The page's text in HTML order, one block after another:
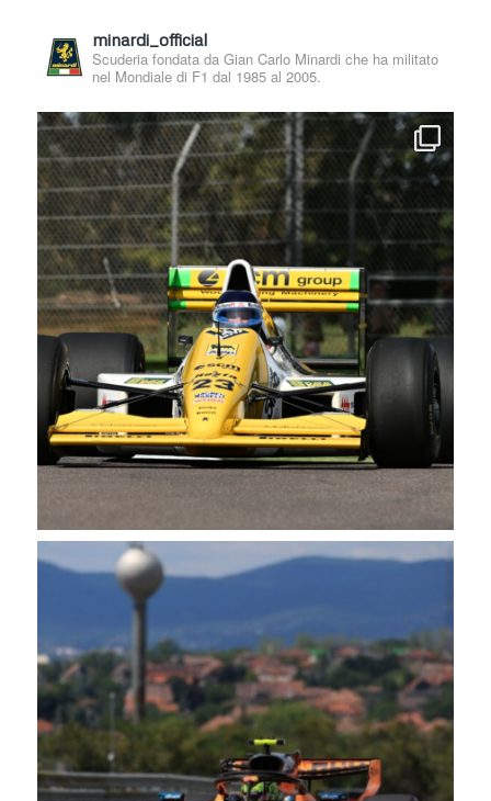
minardi_official
Scuderia fondata da Gian Carlo Minardi che ha militato
nel Mondiale di F1 dal 1985 al 2005.